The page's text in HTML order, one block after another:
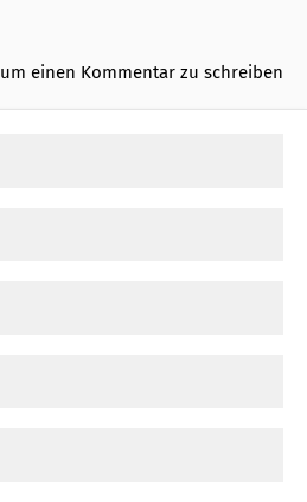
um einen Kommentar zu schreiben